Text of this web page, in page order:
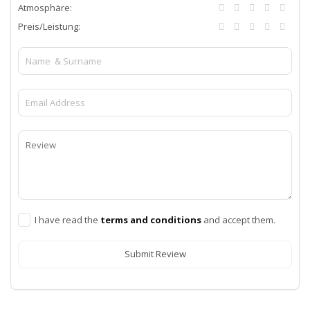
Atmosphäre:
Preis/Leistung:
I have read the terms and conditions and accept them.
Submit Review